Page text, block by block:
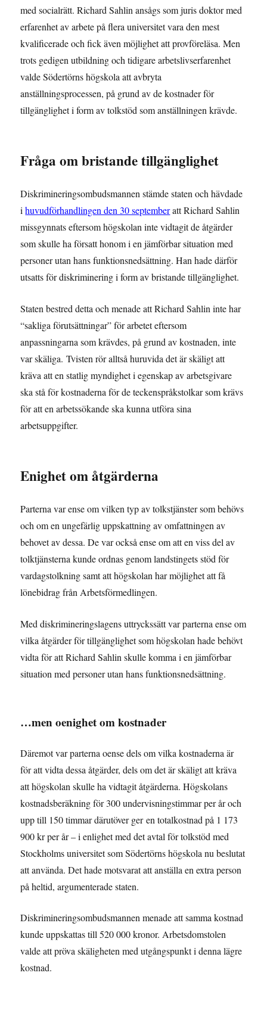
med socialrätt.Richard Sahlin ansågs som juris doktor med
erfarenhet av arbete på flera universitet vara den mest
kvalificerade och fick även möjlighet att provföreläsa. Men
trots gedigen utbildning och tidigare arbetslivserfarenhet
valde Södertörns högskola att avbryta
anställningsprocessen, på grund av de kostnader för
tillgänglighet i form av tolkstöd som anställningen krävde.
Fråga om bristande tillgänglighet
Diskrimineringsombudsmannen stämde staten och hävdade
ihuvudförhandlingen den 30 septemberatt Richard Sahlin
missgynnats eftersom högskolan inte vidtagit de åtgärder
som skulle ha försatt honom i en jämförbar situation med
personer utan hans funktionsnedsättning. Han hade därför
utsatts för diskriminering i form av bristande tillgänglighet.
Staten bestred detta och menade att Richard Sahlin inte har
“sakliga förutsättningar” för arbetet eftersom
anpassningarna som krävdes, på grund av kostnaden, inte
var skäliga.Tvisten rör alltså huruvida det är skäligt att
kräva att en statlig myndighet i egenskap av arbetsgivare
ska stå för kostnaderna för de teckenspråkstolkar som krävs
för att en arbetssökande ska kunna utföra sina
arbetsuppgifter.
Enighet om åtgärderna
Parterna var ense om vilken typ av tolkstjänster som behövs
och om en ungefärlig uppskattning av omfattningen av
behovet av dessa. De var också ense om att en viss del av
tolktjänsterna kunde ordnas genom landstingets stöd för
vardagstolkning samt att högskolan har möjlighet att få
lönebidrag från Arbetsförmedlingen.
Med diskrimineringslagens uttryckssätt var parterna ense om
vilka åtgärder för tillgänglighet som högskolan hade behövt
vidta för att Richard Sahlin skulle komma i en jämförbar
situation med personer utan hans funktionsnedsättning.
…men oenighet om kostnader
Däremot var parterna oense dels om vilka kostnaderna är
för att vidta dessa åtgärder, dels om det är skäligt att kräva
att högskolan skulle ha vidtagit åtgärderna. Högskolans
kostnadsberäkning för 300 undervisningstimmar per år och
upp till 150 timmar därutöver geren totalkostnad på 1 173
900 kr per år – i enlighet med det avtal för tolkstöd med
Stockholms universitet som Södertörns högskola nu beslutat
att använda. Det hade motsvarat att anställa en extra person
på heltid, argumenterade staten.
Diskrimineringsombudsmannen menade att samma kostnad
kunde uppskattas till 520 000 kronor. Arbetsdomstolen
valde att pröva skäligheten med utgångspunkt i denna lägre
kostnad.